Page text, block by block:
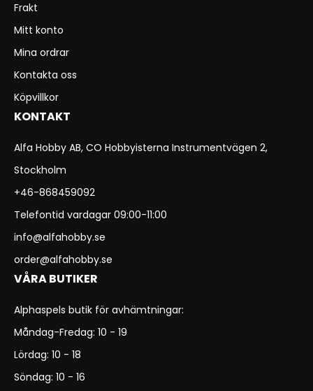
Frakt
Mitt konto
Mina ordrar
Kontakta oss
Köpvillkor
KONTAKT
Alfa Hobby AB, CO Hobbyisterna Instrumentvägen 2,
Stockholm
+46-868459092
Telefontid vardagar 09:00-11:00
info@alfahobby.se
order@alfahobby.se
VÅRA BUTIKER
Alphaspels butik för avhämtningar:
Måndag-Fredag: 10 - 19
Lördag: 10 - 18
Söndag: 10 - 16